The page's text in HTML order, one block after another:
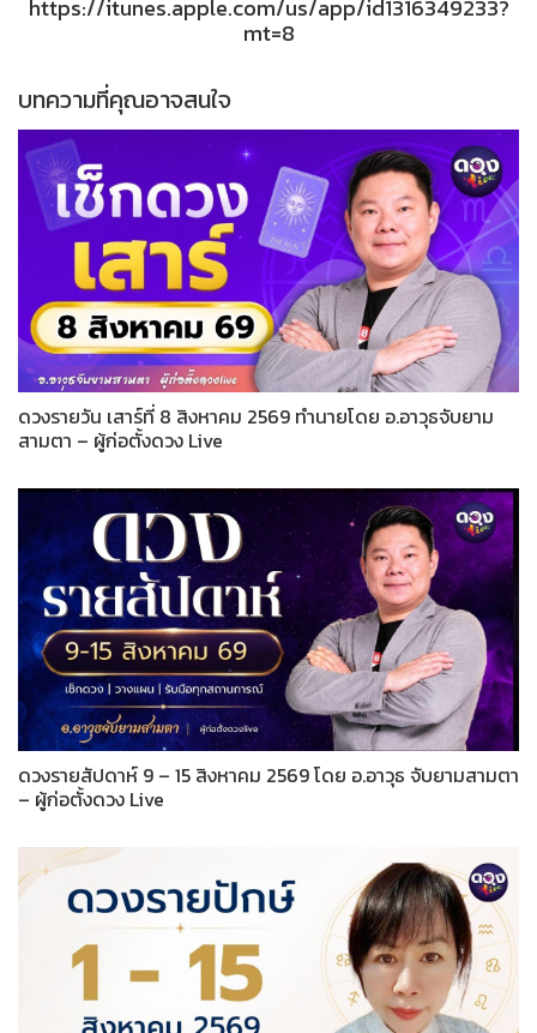
https://itunes.apple.com/us/app/id1316349233?
mt=8
บทความที่คุณอาจสนใจ
ดวงรายวัน เสาร์ที่ 8 สิงหาคม 2569 ทำนายโดย อ.อาวุธจับยาม
สามตา – ผู้ก่อตั้งดวง Live
ดวงรายสัปดาห์ 9 – 15 สิงหาคม 2569 โดย อ.อาวุธ จับยามสามตา
– ผู้ก่อตั้งดวง Live